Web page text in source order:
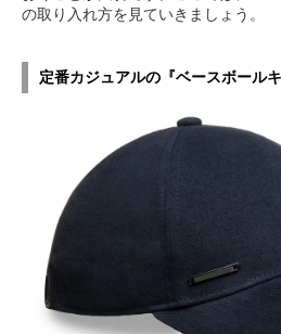
の取り入れ方を見ていきましょう。
定番カジュアルの『ベースボールキ